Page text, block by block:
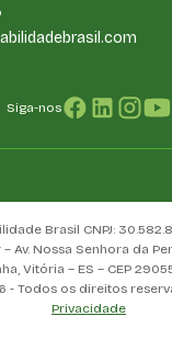
Siga-nos
Brasil CNPJ:
Av. Nossa Senhora da
Vitória – ES – CEP
- Todos os direitos
Privacidade